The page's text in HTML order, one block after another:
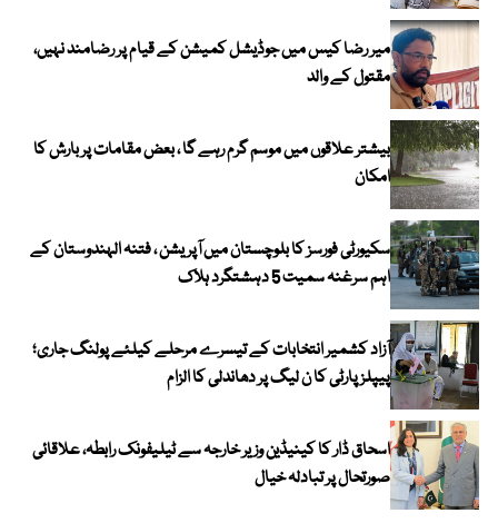
میر رضا کیس میں جوڈیشل کمیشن کے قیام پر رضامند نہیں،
مقتول کے والد
بیشتر علاقوں میں موسم گرم رہے گا ، بعض مقامات پر بارش کا
امکان
سکیورٹی فورسز کا بلوچستان میں آپریشن ، فتنہ الہندوستان کے
اہم سرغنہ سمیت 5 دہشتگرد ہلاک
آزاد کشمیر انتخابات کے تیسرے مرحلے کیلئے پولنگ جاری؛
پیپلز پارٹی کا ن لیگ پر دھاندلی کا الزام
اسحاق ڈار کا کینیڈین وزیر خارجہ سے ٹیلیفونک رابطہ، علاقائی
صورتحال پر تبادلہ خیال